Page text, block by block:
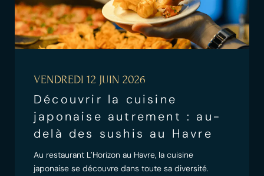
VENDREDI 12 JUIN 2026
Découvrir la cuisine
japonaise autrement : au-
delà des sushis au Havre
Au restaurant L’Horizon au Havre, la cuisine
japonaise se découvre dans toute sa diversité.